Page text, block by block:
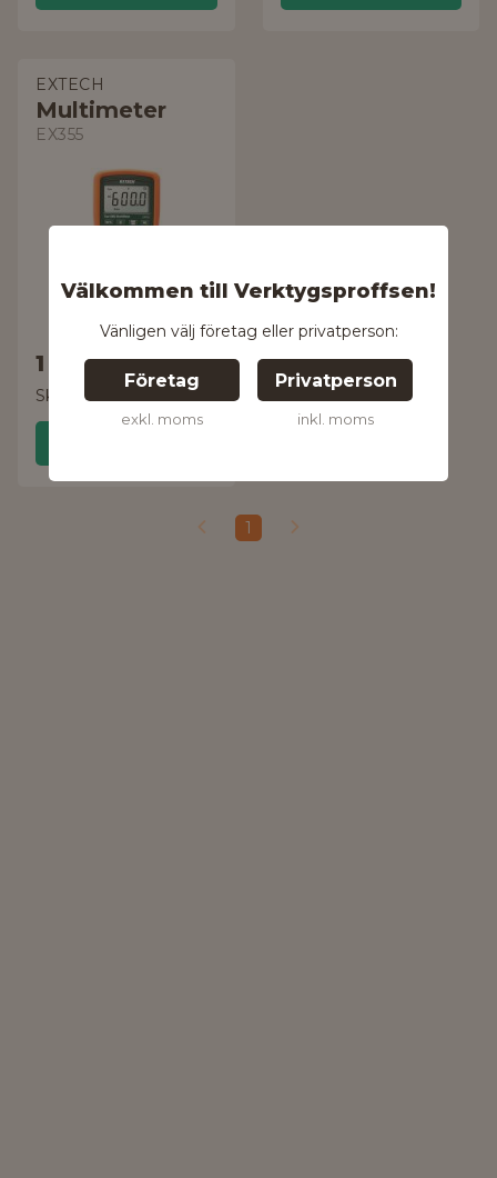
Välkommen till Verktygsproffsen!
Vänligen välj företag eller privatperson:
Företag
exkl. moms
Privatperson
inkl. moms
EXTECH
Multimeter
EX355
1 608 kr
Skickas inom 24 timmar!
1